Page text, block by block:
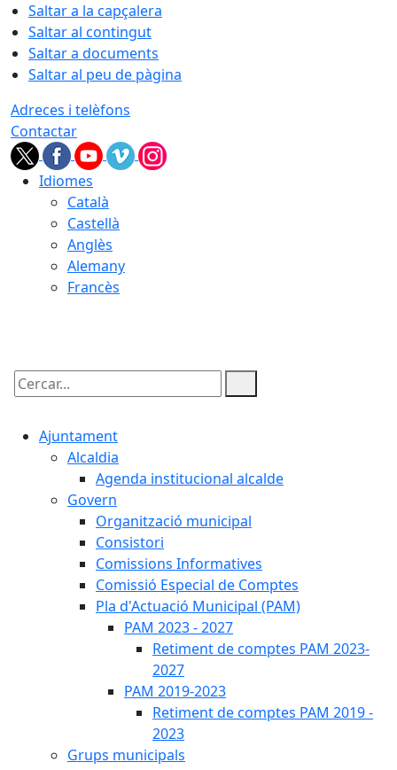
Saltar a la capçalera
Saltar al contingut
Saltar a documents
Saltar al peu de pàgina
Adreces i telèfons
Contactar
Idiomes
Català
Castellà
Anglès
Alemany
Francès
Cercar:
Ajuntament
Alcaldia
Agenda institucional alcalde
Govern
Organització municipal
Consistori
Comissions Informatives
Comissió Especial de Comptes
Pla d'Actuació Municipal (PAM)
PAM 2023 - 2027
Retiment de comptes PAM 2023-
2027
PAM 2019-2023
Retiment de comptes PAM 2019 -
2023
Grups municipals